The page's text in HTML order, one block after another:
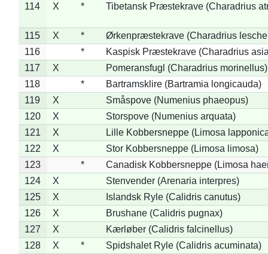
114
X * Tibetansk Præstekrave (Charadrius
115 X *
Ørkenpræstekrave (Charadrius
116
*
Kaspisk Præstekrave (Charadrius
117
X
Pomeransfugl (Charadrius morinellus)
118
*
Bartramsklire (Bartramia longicauda)
119
X
Småspove (Numenius phaeopus)
120
X
Storspove (Numenius arquata)
121
X
Lille Kobbersneppe (Limosa
122
X
Stor Kobbersneppe (Limosa limosa)
123
*
Canadisk Kobbersneppe (Limosa
124
X
Stenvender (Arenaria interpres)
125
X
Islandsk Ryle (Calidris canutus)
126
X
Brushane (Calidris pugnax)
127
X
Kærløber (Calidris falcinellus)
128
X *
Spidshalet Ryle (Calidris acuminata)